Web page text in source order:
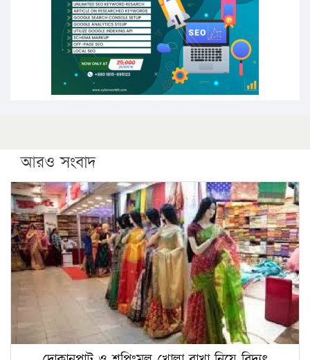
কঠোর হচ্ছে এসএসসি ও এইচএসসি পরীক্ষা
ফরিদগঞ্জে আগুনে পুড়লো ৬ ব্যবসা প্রতিষ্ঠান
আরও সংবাদ